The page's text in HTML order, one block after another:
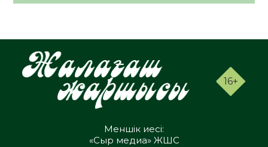
16+
Меншік иесі:
«Сыр медиа» ЖШС